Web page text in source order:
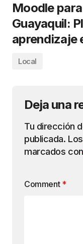
Moodle
Guayaquil:
aprendizaje
Local
Deja una
Tu dirección
publicada.
marcados con
Comment *